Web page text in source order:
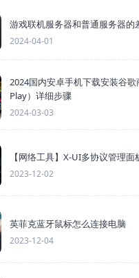
游戏联机服务器和普通服务器的
2024-04-01
2024国内安卓手机下载安装谷
Play）详细步骤
2024-03-03
【网络工具】X-UI多协议管理
2023-12-02
英菲克蓝牙鼠标怎么连接电脑
2023-12-04